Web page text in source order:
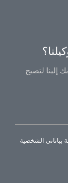
إلينا لتصبح
بياناتي الشخصية